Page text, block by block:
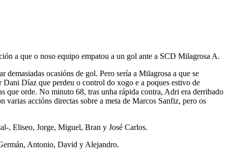
a que o noso equipo empatou a un gol ante a SCD Milagrosa A.
ocasións de gol. Pero sería a Milagrosa a que se
Díaz que perdeu o control do xogo e a poques estivo de
que orde. No minuto 68, tras unha rápida contra, Adri era derribado
accións directas sobre a meta de Marcos Sanfiz, pero os
, Eliseo, Jorge, Miguel, Bran y José Carlos.
Antonio, David y Alejandro.